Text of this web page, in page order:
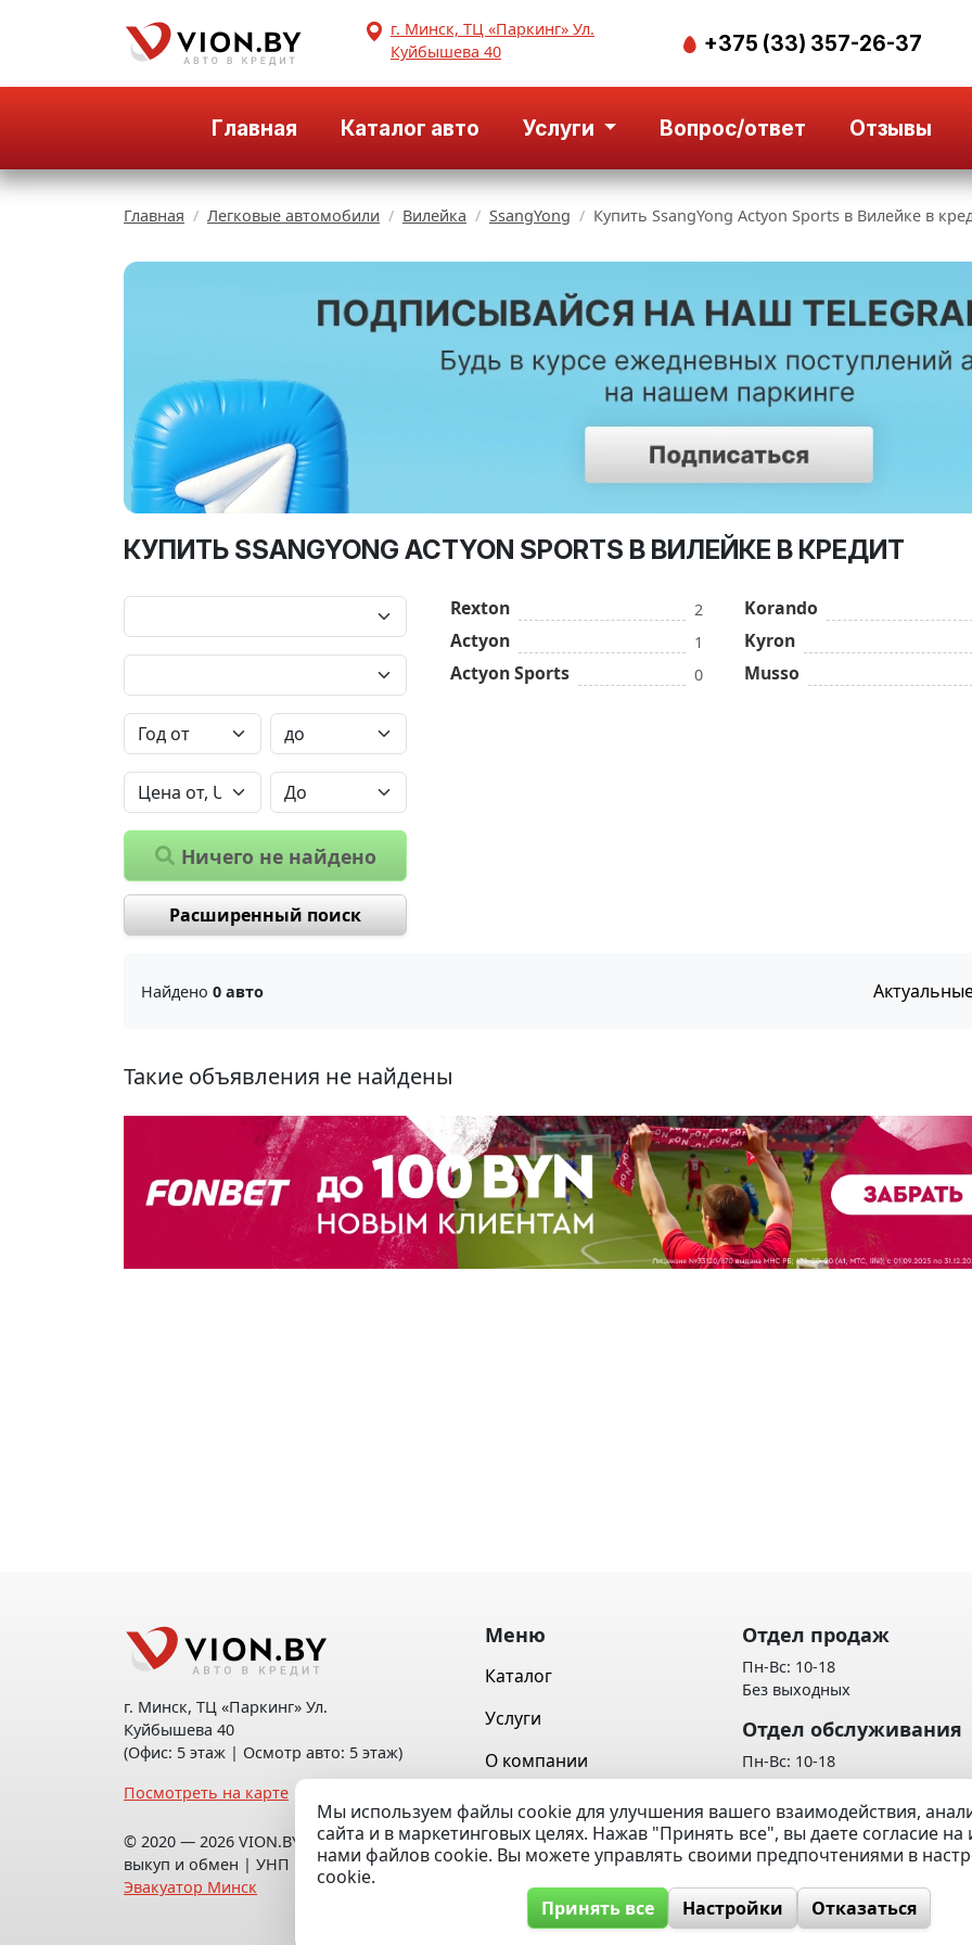
г. Минск, ТЦ «Паркинг» Ул.
Куйбышева 40
+375 (33) 357-26-37
Главная Каталог авто Услуги Вопрос/ответ Отзывы
Главная Легковые автомобили Вилейка SsangYong Купить SsangYong Actyon Sports в Вилейке в
КУПИТЬ SSANGYONG ACTYON SPORTS В ВИЛЕЙКЕ В КРЕДИТ
Ничего не найдено
Расширенный поиск
Rexton 2
Actyon 1
Actyon Sports 0
Korando
Kyron
Musso
Найдено 0 авто
Такие объявления не найдены
г. Минск, ТЦ «Паркинг» Ул.
Куйбышева 40
(Офис: 5 этаж | Осмотр авто: 5 этаж)
Посмотреть на карте
© 2020 — 2026 VION.BY — Продажа,
выкуп и обмен | УНП 192961100 |
Эвакуатор Минск
Меню
Каталог
Услуги
О компании
Контакты
Вопрос / Ответ
Отдел продаж
Пн-Вс: 10-18
Без выходных
Отдел обслуживания
Пн-Вс: 10-18
Без выходных
Политика обработки
данных
Мы используем файлы cookie для улучшения вашего взаимодействия,
сайта и в маркетинговых целях. Нажав "Принять все", вы даете согласие
нами файлов cookie. Вы можете управлять своими предпочтениями в
cookie.
Принять все
Настройки Отказаться